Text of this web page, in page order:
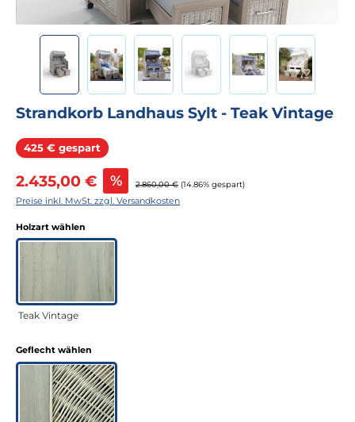
Strandkorb Landhaus Sylt - Teak Vintage
425 € gespart Rabatt
Verkaufspreis:
2.435,00 € % Regulärer Preis:
2.860,00 € (14.86% gespart)
Preise inkl. MwSt. zzgl. Versandkosten
Holzart wählen
Teak Vintage
Geflecht wählen